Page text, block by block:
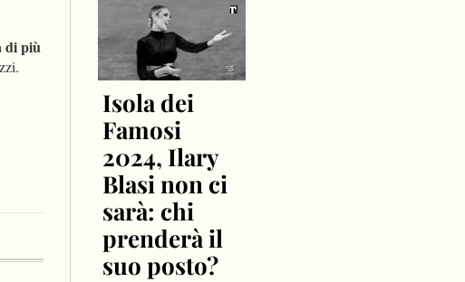
di più
Isola dei
Famosi
2024, Ilary
Blasi non ci
sarà: chi
prenderà il
suo posto?